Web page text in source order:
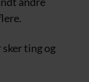
sker ting og